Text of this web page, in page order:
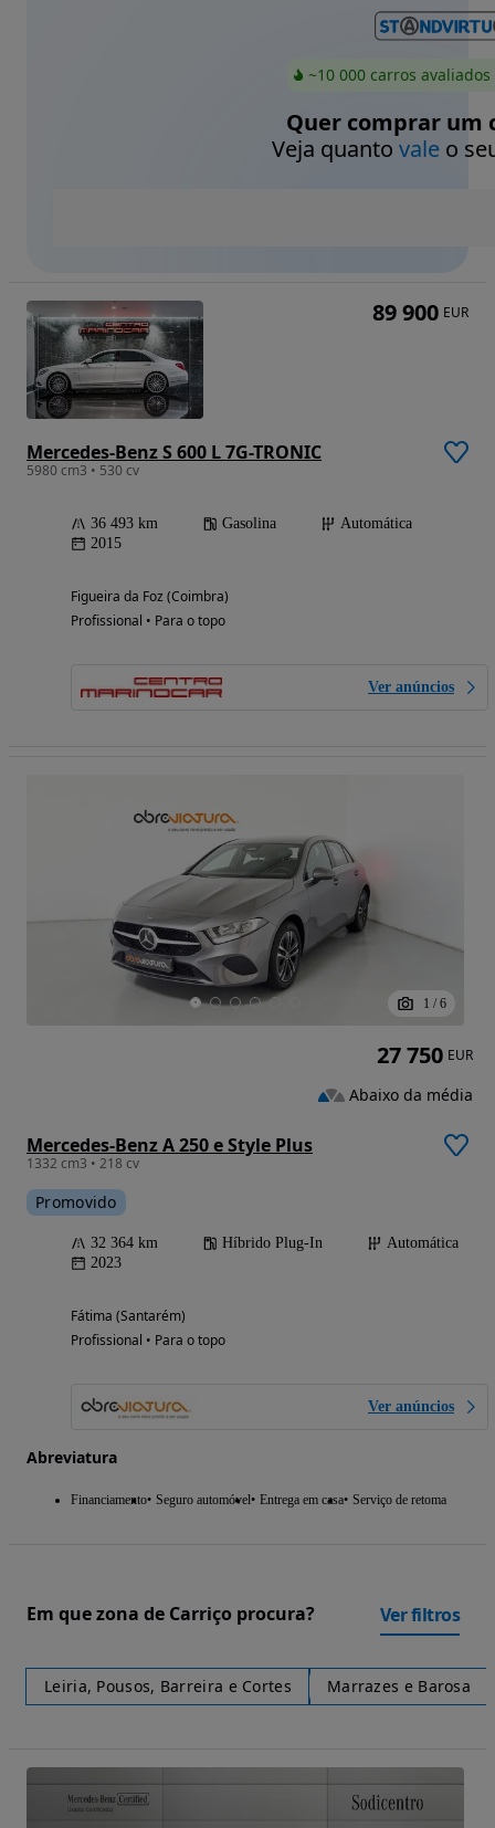
~10 000 carros
Quer comprar um
Veja quanto valeo
Mercedes-Benz S 600 L 7G-TRONIC
5980 cm3 • 530 cv
36 493 km Gasolina
Automática
2015
Figueira da Foz (Coimbra)
Profissional • Para o topo
Ver anúncios
89 900 EUR
1 / 6
Mercedes-Benz A 250 e Style Plus
1332 cm3 • 218 cv
Promovido
32 364 km Híbrido Plug-In
Automática
2023
Fátima (Santarém)
Profissional • Para o topo
Ver anúncios
Abreviatura
Financiamento Seguro automóvel Entrega em casa Serviço de retoma
27 750 EUR
Abaixo da média
Em que zona de Carriço procura? Ver filtros
Leiria, Pousos, Barreira e Cortes Marrazes e Barosa